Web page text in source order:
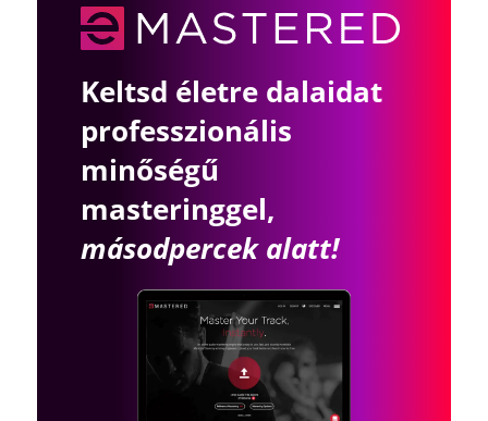
Keltsd életre dalaidat
professzionális
minőségű
masteringgel,
másodpercek alatt!